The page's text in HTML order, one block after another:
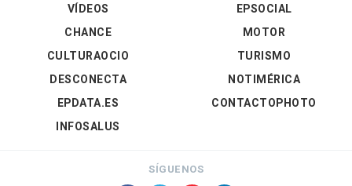
VÍDEOS
EPSOCIAL
CHANCE
CULTURAOCIO
DESCONECTA
EPDATA.ES
INFOSALUS
MOTOR
TURISMO
NOTIMÉRICA
CONTACTOPHOTO
SÍGUENOS